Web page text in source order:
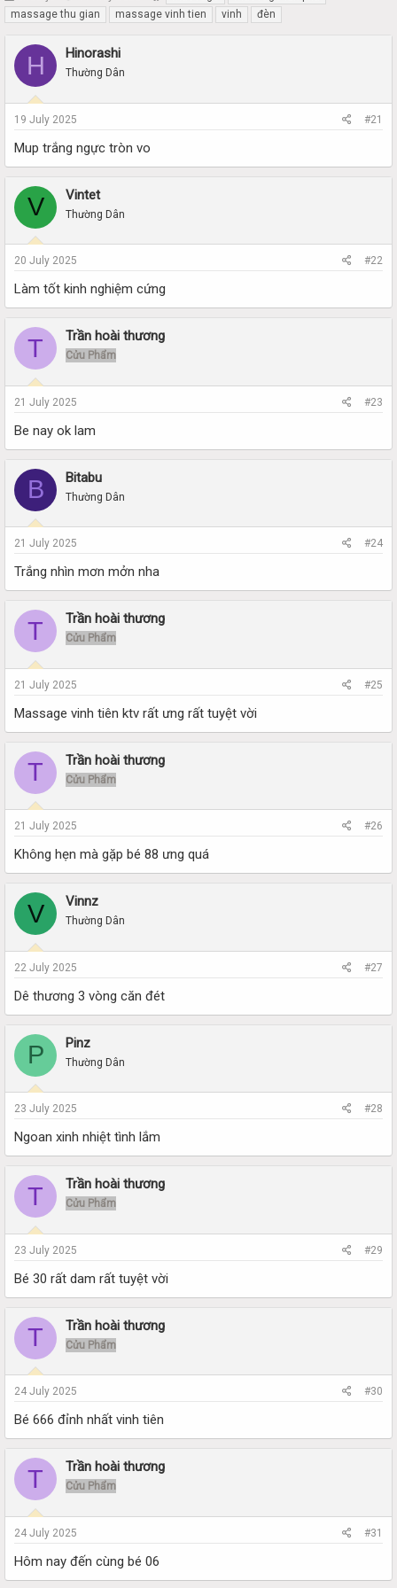
h
r
a
d
t
a
t
e
t
a
t
d
t
massage thu gian
massage vinh tien vinh đèn
H Hinorashi
Thường Dân
19 July 2025 #21
Mup trắng ngực tròn vo
V Vintet
Thường Dân
20 July 2025 #22
Làm tốt kinh nghiệm cứng
T Trần hoài thương
Cửu Phẩm
21 July 2025 #23
Be nay ok lam
B Bitabu
Thường Dân
21 July 2025 #24
Trắng nhìn mơn mởn nha
T Trần hoài thương
Cửu Phẩm
21 July 2025 #25
Massage vinh tiên ktv rất ưng rất tuyệt vời
T Trần hoài thương
Cửu Phẩm
21 July 2025 #26
Không hẹn mà gặp bé 88 ưng quá
V Vinnz
Thường Dân
22 July 2025 #27
Dê thương 3 vòng căn đét
P Pinz
Thường Dân
23 July 2025 #28
Ngoan xinh nhiệt tình lắm
T Trần hoài thương
Cửu Phẩm
23 July 2025 #29
Bé 30 rất dam rất tuyệt vời
T Trần hoài thương
Cửu Phẩm
24 July 2025 #30
Bé 666 đỉnh nhất vinh tiên
T Trần hoài thương
Cửu Phẩm
24 July 2025 #31
Hôm nay đến cùng bé 06